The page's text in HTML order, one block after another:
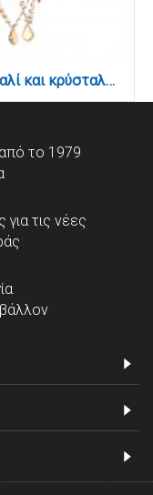
Κρεμαστό φωτιστικό από μελί γυαλί και κρύσταλλα 6XE14 D:68cm (5314-6-AMBER)
από το 1979
τις νέες